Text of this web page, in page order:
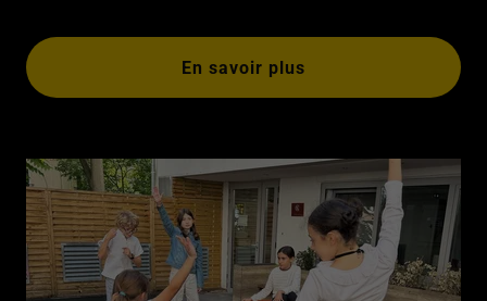
En savoir plus